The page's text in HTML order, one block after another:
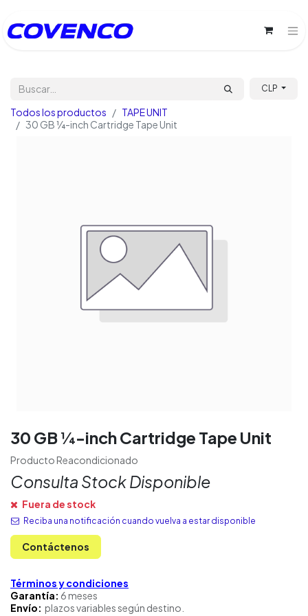
CLP
Todos los productos
TAPE UNIT
30 GB ¼-inch Cartridge Tape Unit
30 GB ¼-inch Cartridge Tape Unit
Producto Reacondicionado
Consulta Stock Disponible
Fuera de stock
Reciba una notificación cuando vuelva a estar disponible
Contáctenos
Términos y condiciones
Garantía: 6 meses
Envío: plazos variables según destino.